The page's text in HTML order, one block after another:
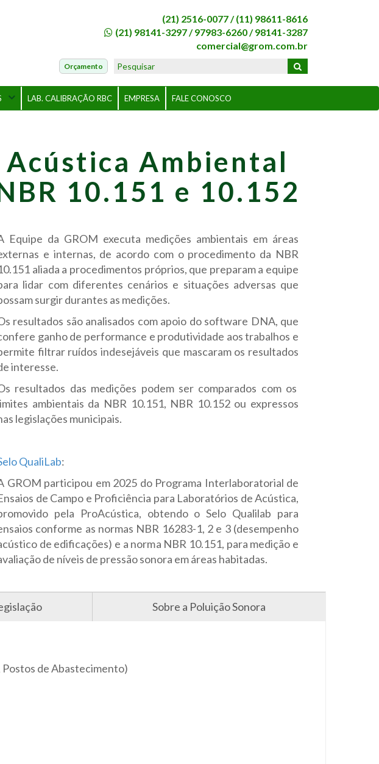
(21) 2516-0077 /(11) 98611-8616
(21) 98141-3297/97983-6260/98141-3287
comercial@grom.com.br
Orçamento
LAB. CALIBRAÇÃO RBC EMPRESA FALE CONOSCO
Acústica Ambiental
10.151 e 10.152
Equipe da GROM executa medições ambientais em áreas
e internas, de acordo com o procedimento da NBR
aliada a procedimentos próprios, que preparam a equipe
lidar com diferentes cenários e situações adversas que
surgir durantes as medições.
resultados são analisados com apoio do software DNA, que
ganho de performance e produtividade aos trabalhos e
filtrar ruídos indesejáveis que mascaram os resultados
interesse.
resultados das medições podem ser comparados com os
ambientais da NBR 10.151, NBR 10.152 ou expressos
legislações municipais.
QualiLab:
GROM participou em 2025 do Programa Interlaboratorial de
de Campo e Proficiência para Laboratórios de Acústica,
pela ProAcústica, obtendo o Selo Qualilab para
conforme as normas NBR 16283-1, 2 e 3 (desempenho
de edificações) e a norma NBR 10.151, para medição e
de níveis de pressão sonora em áreas habitadas.
Sobre a Poluição Sonora
de Abastecimento)